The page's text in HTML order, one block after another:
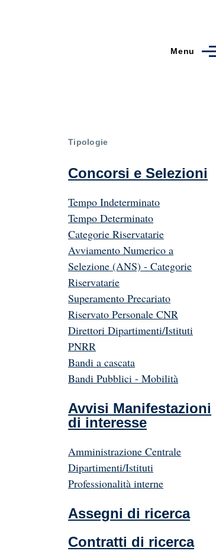
Menu
Tipologie
Concorsi e Selezioni
Tempo Indeterminato
Tempo Determinato
Categorie Riservatarie
Avviamento Numerico a
Selezione (ANS) - Categorie
Riservatarie
Superamento Precariato
Riservato Personale CNR
Direttori Dipartimenti/Istituti
PNRR
Bandi a cascata
Bandi Pubblici - Mobilità
Avvisi Manifestazioni
di interesse
Amministrazione Centrale
Dipartimenti/Istituti
Professionalità interne
Assegni di ricerca
Contratti di ricerca